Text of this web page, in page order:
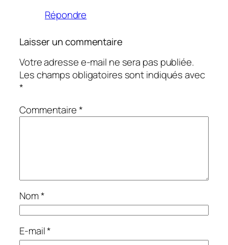
Répondre
Laisser un commentaire
Votre adresse e-mail ne sera pas publiée.
Les champs obligatoires sont indiqués avec
*
Commentaire*
Nom*
E-mail*